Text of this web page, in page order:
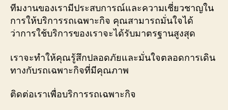
ทีมงานของเรามีประสบการณ์และความเชี่ยวชาญใน
การให้บริการรถเฉพาะกิจ คุณสามารถมั่นใจได้
ว่าการใช้บริการของเราจะได้รับมาตรฐานสูงสุด
เราจะทำให้คุณรู้สึกปลอดภัยและมั่นใจตลอดการเดิน
ทางกับรถเฉพาะกิจที่มีคุณภาพ
ติดต่อเราเพื่อบริการรถเฉพาะกิจ